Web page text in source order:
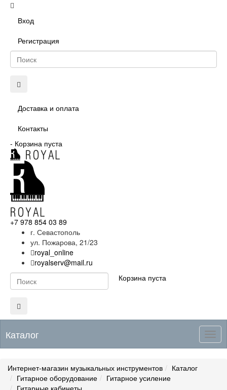
Вход
Регистрация
Доставка и оплата
Контакты
- Корзина пуста
+7 978 854 03 89
г. Севастополь
ул. Пожарова, 21/23
royal_online
royalserv@mail.ru
Корзина пуста
Каталог
Интернет-магазин музыкальных инструментов
Каталог
Гитарное оборудование
Гитарное усиление